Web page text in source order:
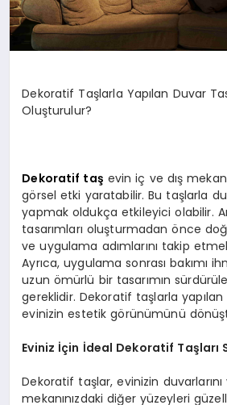
Dekoratif Taşlarla Yapılan Duvar
Oluşturulur?
Dekoratif taş evin iç ve dış
görsel etki yaratabilir. Bu taşlarla
yapmak oldukça etkileyici olabilir.
tasarımları oluşturmadan önce
ve uygulama adımlarını takip
Ayrıca, uygulama sonrası bakımı
uzun ömürlü bir tasarımın
gereklidir. Dekoratif taşlarla yapılan
evinizin estetik görünümünü
Eviniz İçin İdeal Dekoratif Taşları
Dekoratif taşlar, evinizin
mekanınızdaki diğer yüzeyleri